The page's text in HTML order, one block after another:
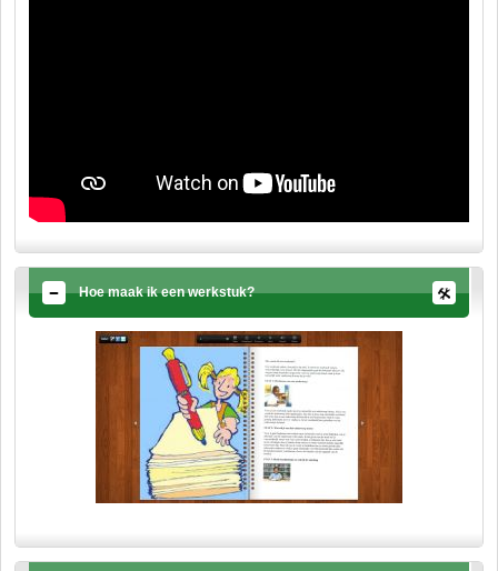
Hoe maak ik een werkstuk?